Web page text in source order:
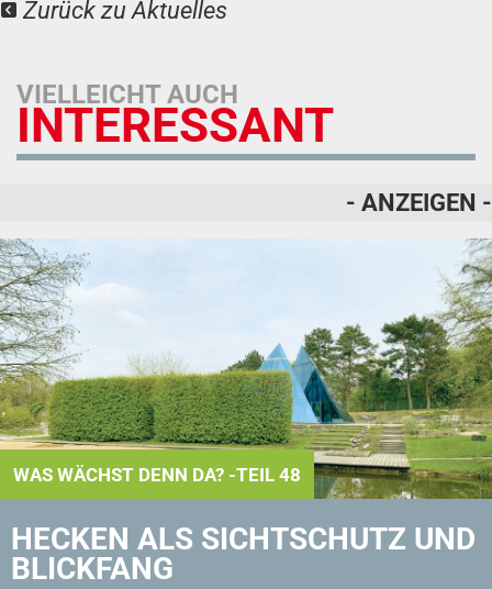
Zurück zu Aktuelles
VIELLEICHT AUCH
INTERESSANT
- ANZEIGEN -
WAS WÄCHST DENN DA? -TEIL 48
HECKEN ALS SICHTSCHUTZ UND
BLICKFANG